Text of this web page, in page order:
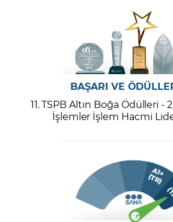
BAŞARI VE
11. TSPB Altın Boğa Ödülleri -
İşlemler İşlem Hacmi